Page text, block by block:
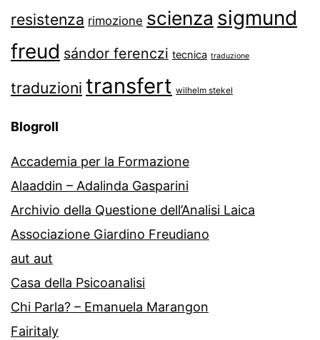
resistenza rimozione scienza sigmund
freud sándor ferenczi tecnica traduzione
traduzioni transfert wilhelm stekel
Blogroll
Accademia per la Formazione
Alaaddin – Adalinda Gasparini
Archivio della Questione dell’Analisi Laica
Associazione Giardino Freudiano
aut aut
Casa della Psicoanalisi
Chi Parla? – Emanuela Marangon
Fairitaly